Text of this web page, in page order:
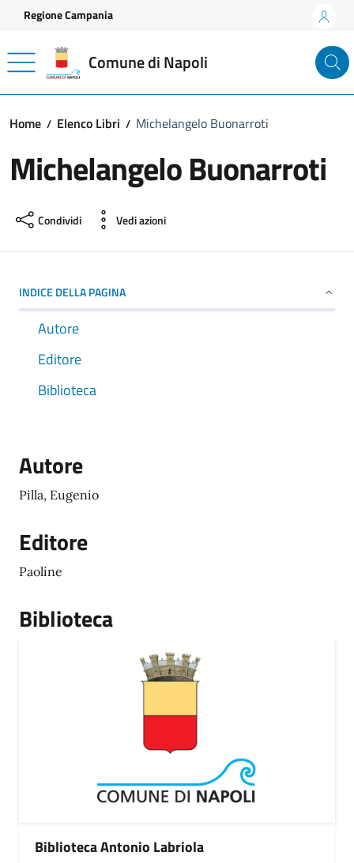
Vai ai contenuti
Vai al footer
Regione Campania
Comune di Napoli
Home Elenco Libri Michelangelo Buonarroti
Michelangelo Buonarroti
Condividi Vedi azioni
INDICE DELLA PAGINA
Autore
Editore
Biblioteca
Autore
Pilla, Eugenio
Editore
Paoline
Biblioteca
Biblioteca Antonio Labriola